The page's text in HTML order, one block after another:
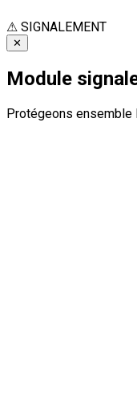
⚠ SIGNALEMENT
✕
Module
Protégeons ensemble